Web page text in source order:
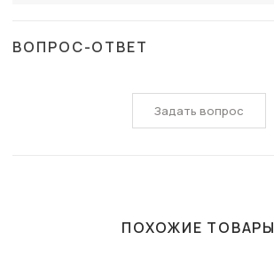
ВОПРОС-ОТВЕТ
Задать вопрос
ПОХОЖИЕ ТОВАРЫ